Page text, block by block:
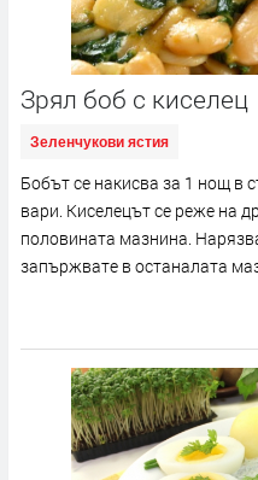
Зрял боб с киселец
Зеленчукови ястия
Бобът се накисва за 1 нощ в
вари. Киселецът се реже на
половината мазнина.
запържвате в останалата